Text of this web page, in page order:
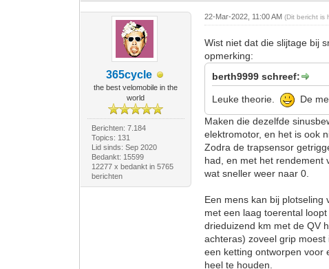
365cycle
the best velomobile in the
world
Berichten: 7.184
Topics: 131
Lid sinds: Sep 2020
Bedankt: 15599
12277 x bedankt in 5765
berichten
22-Mar-2022, 11:00 AM(Dit bericht is
Wist niet dat die slijtage bij
opmerking:
berth9999 schreef:
Leuke theorie.
De
Maken die dezelfde
elektromotor, en het is ook
Zodra de trapsensor
had, en met het rendement
wat sneller weer naar 0.
Een mens kan bij plotseling
met een laag toerental
drieduizend km met de QV
achteras) zoveel grip
een ketting ontworpen voor
heel te houden.